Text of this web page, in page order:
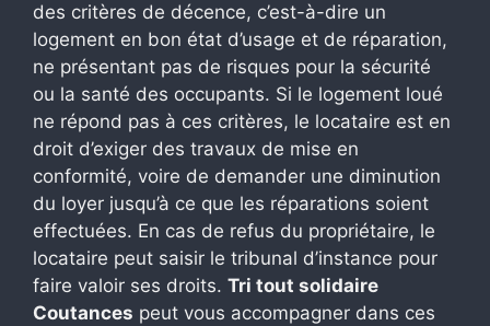
des critères de décence, c’est-à-dire un
logement en bon état d’usage et de réparation,
ne présentant pas de risques pour la sécurité
ou la santé des occupants. Si le logement loué
ne répond pas à ces critères, le locataire est en
droit d’exiger des travaux de mise en
conformité, voire de demander une diminution
du loyer jusqu’à ce que les réparations soient
effectuées. En cas de refus du propriétaire, le
locataire peut saisir le tribunal d’instance pour
faire valoir ses droits. Tri tout solidaire
Coutances peut vous accompagner dans ces